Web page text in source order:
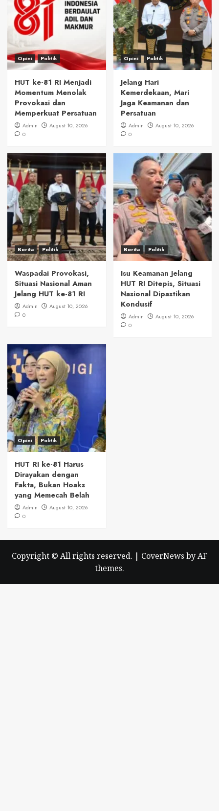
Opini Politik
HUT ke-81 RI Menjadi
Momentum Menolak
Provokasi dan
Memperkuat Persatuan
Admin
August 10, 2026
0
Opini Politik
Jelang Hari
Kemerdekaan, Mari
Jaga Keamanan dan
Persatuan
Admin
August 10, 2026
0
Berita Politik
Waspadai Provokasi,
Situasi Nasional Aman
Jelang HUT ke-81 RI
Admin
August 10, 2026
0
Berita Politik
Isu Keamanan Jelang
HUT RI Ditepis, Situasi
Nasional Dipastikan
Kondusif
Admin
August 10, 2026
0
Opini Politik
HUT RI ke-81 Harus
Dirayakan dengan
Fakta, Bukan Hoaks
yang Memecah Belah
Admin
August 10, 2026
0
Copyright © All rights reserved. | CoverNews by AF
themes.